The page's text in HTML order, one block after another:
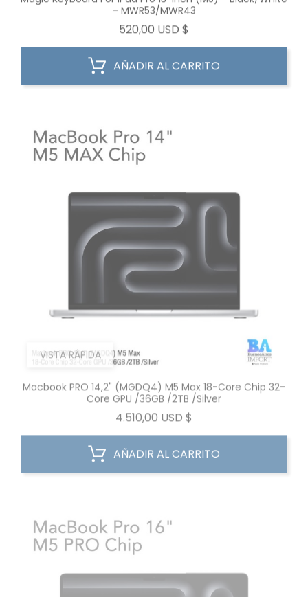
- MWR53/MWR43
520,00 USD $
AÑADIR AL CARRITO
VISTA RÁPIDA
Macbook PRO 14,2" (MGDQ4) M5 Max 18-Core Chip 32-
Core GPU /36GB /2TB /Silver
4.510,00 USD $
AÑADIR AL CARRITO